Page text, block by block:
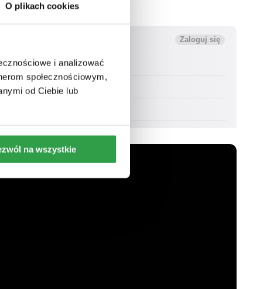
O plikach cookies
i analizować
społecznościowym,
od Ciebie lub
na wszystkie